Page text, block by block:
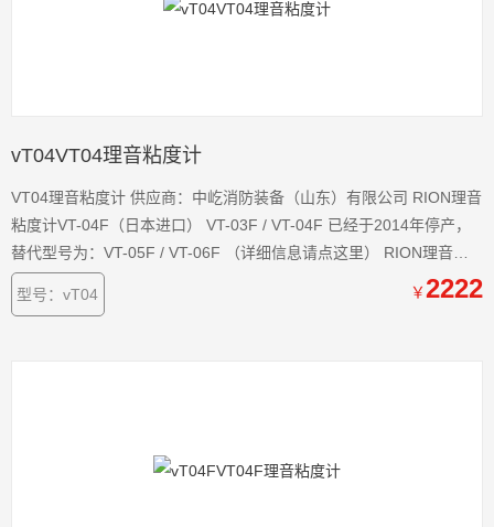
vT04VT04理音粘度计
VT04理音粘度计 供应商：中屹消防装备（山东）有限公司 RION理音
粘度计VT-04F（日本进口） VT-03F / VT-04F 已经于2014年停产，
替代型号为：VT-05F / VT-06F （详细信息请点这里） RION理音粘
度计VT-04F 理音VM-63A测振仪 理音VM-82测振仪 理音NL-20噪音
计 济宁科尔奇公司为美国ISC、德国BAUER
型号：vT04 ￥2222